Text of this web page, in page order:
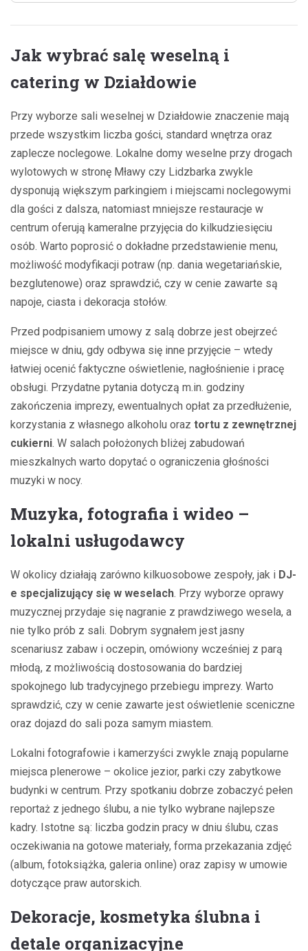
Jak wybrać salę weselną i
catering w Działdowie
Przy wyborze sali weselnej w Działdowie znaczenie mają
przede wszystkim liczba gości, standard wnętrza oraz
zaplecze noclegowe. Lokalne domy weselne przy drogach
wylotowych w stronę Mławy czy Lidzbarka zwykle
dysponują większym parkingiem i miejscami noclegowymi
dla gości z dalsza, natomiast mniejsze restauracje w
centrum oferują kameralne przyjęcia do kilkudziesięciu
osób. Warto poprosić o dokładne przedstawienie menu,
możliwość modyfikacji potraw (np. dania wegetariańskie,
bezglutenowe) oraz sprawdzić, czy w cenie zawarte są
napoje, ciasta i dekoracja stołów.
Przed podpisaniem umowy z salą dobrze jest obejrzeć
miejsce w dniu, gdy odbywa się inne przyjęcie – wtedy
łatwiej ocenić faktyczne oświetlenie, nagłośnienie i pracę
obsługi. Przydatne pytania dotyczą m.in. godziny
zakończenia imprezy, ewentualnych opłat za przedłużenie,
korzystania z własnego alkoholu oraz tortu z zewnętrznej
cukierni. W salach położonych bliżej zabudowań
mieszkalnych warto dopytać o ograniczenia głośności
muzyki w nocy.
Muzyka, fotografia i wideo –
lokalni usługodawcy
W okolicy działają zarówno kilkuosobowe zespoły, jak i DJ-
e specjalizujący się w weselach. Przy wyborze oprawy
muzycznej przydaje się nagranie z prawdziwego wesela, a
nie tylko prób z sali. Dobrym sygnałem jest jasny
scenariusz zabaw i oczepin, omówiony wcześniej z parą
młodą, z możliwością dostosowania do bardziej
spokojnego lub tradycyjnego przebiegu imprezy. Warto
sprawdzić, czy w cenie zawarte jest oświetlenie sceniczne
oraz dojazd do sali poza samym miastem.
Lokalni fotografowie i kamerzyści zwykle znają popularne
miejsca plenerowe – okolice jezior, parki czy zabytkowe
budynki w centrum. Przy spotkaniu dobrze zobaczyć pełen
reportaż z jednego ślubu, a nie tylko wybrane najlepsze
kadry. Istotne są: liczba godzin pracy w dniu ślubu, czas
oczekiwania na gotowe materiały, forma przekazania zdjęć
(album, fotoksiążka, galeria online) oraz zapisy w umowie
dotyczące praw autorskich.
Dekoracje, kosmetyka ślubna i
detale organizacyjne